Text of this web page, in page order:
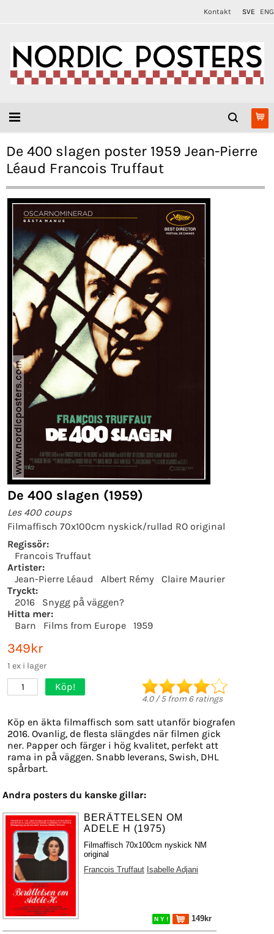
Kontakt SVE ENG
De 400 slagen poster 1959 Jean-Pierre
Léaud Francois Truffaut
De 400 slagen (1959)
Les 400 coups
Filmaffisch 70x100cm nyskick/rullad RO original
Regissör:
Francois Truffaut
Artister:
Jean-Pierre Léaud
Albert Rémy
Claire Maurier
Tryckt:
2016
Snygg på väggen?
Hitta mer:
Barn
Films from Europe 1959
349kr
1 ex i lager
1 Köp!
4.0/5from 6ratings
Köp en äkta filmaffisch som satt utanför biografen
2016. Ovanlig, de flesta slängdes när filmen gick
ner. Papper och färger i hög kvalitet, perfekt att
rama in på väggen. Snabb leverans, Swish, DHL
spårbart.
Andra posters du kanske gillar:
BERÄTTELSEN OM
ADELE H (1975)
Filmaffisch 70x100cm nyskick NM
original
Francois Truffaut Isabelle Adjani
N Y ! 149kr